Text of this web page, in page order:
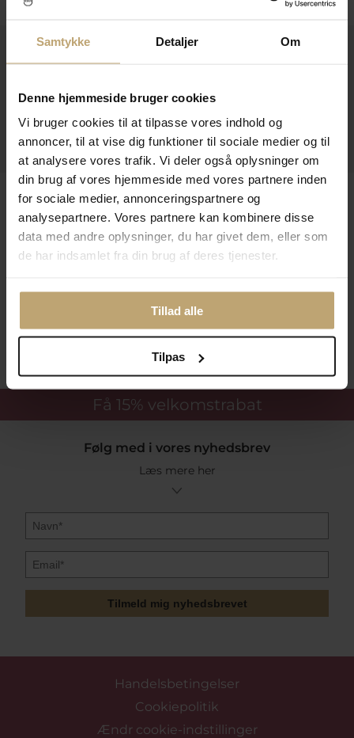
Samtykke Detaljer Om
Denne hjemmeside bruger cookies
Vi bruger cookies til at tilpasse vores indhold og
annoncer, til at vise dig funktioner til sociale medier og til
at analysere vores trafik. Vi deler også oplysninger om
din brug af vores hjemmeside med vores partnere inden
for sociale medier, annonceringspartnere og
analysepartnere. Vores partnere kan kombinere disse
data med andre oplysninger, du har givet dem, eller som
de har indsamlet fra din brug af deres tjenester.
Tillad alle
Tilpas
Praktiske Sider
Leveringsmuligheder
Betalingsmuligheder
Sikker Og Tryg E-Handel
Få 15% velkomstrabat
Følg med i vores nyhedsbrev
Læs mere her
Tilmeld mig nyhedsbrevet
Handelsbetingelser
Cookiepolitik
Ændr cookie-indstillinger